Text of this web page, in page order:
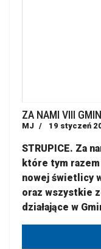
ZA NAMI VIII
MJ 19 styczeń
STRUPICE. Za
które tym
nowej świetlicy
oraz wszystkie
działające w